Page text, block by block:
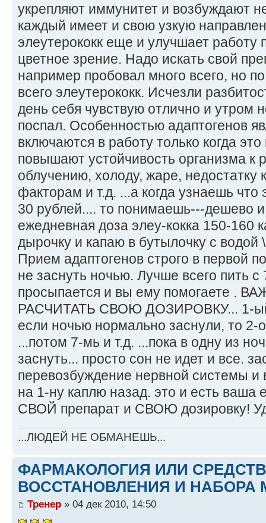
укрепляют иммунитет и возбуждают
каждый имеет и свою узкую
элеутерококк еще и улучшает работу
цветное зрение. Надо искать свой
например пробовал много всего, но
всего элеутерококк. Исчезли
день себя чувствую отлично и утром
поспал. Особенностью адаптогенов
включаются в работу только когда
повышают устойчивость организма к
облучению, холоду, жаре, недостатку
факторам и т.д. ...а когда узнаешь что
30 рублей.... то понимаешь---дешево
ежедневная доза элеу-кокка 150-160
дырочку и капаю в бутылочку с водой
Прием адаптогенов строго в первой
не заснуть ночью. Лучше всего пить с
просыпается и вы ему помогаете .
РАСЧИТАТЬ СВОЮ ДОЗИРОВКУ... 1-ый
если ночью нормально заснули, то 2-
...потом 7-мь и т.д. ...пока в одну из
заснуть... просто сон не идет и все.
перевозбуждение нервной системы и
на 1-ну каплю назад. это и есть ваша
СВОЙ препарат и СВОЮ дозировку!
...ЛЮДЕЙ НЕ ОБМАНЕШЬ...
ФАРМАКОЛОГИЯ ИЛИ
ВОССТАНОВЛЕНИЯ И НАБОРА
Тренер » 04 дек 2010, 14:50